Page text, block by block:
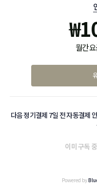
₩
월간
다음 정기결제 7일 전 자동결제
이미 구독
Powered by